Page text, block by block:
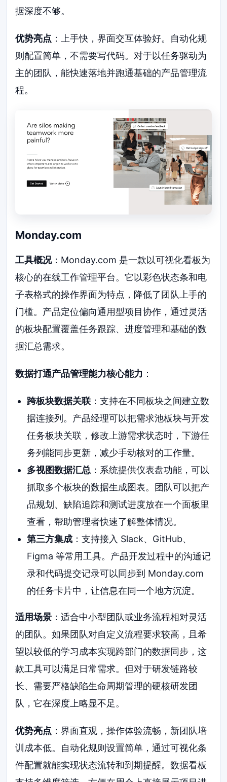
据深度不够。
优势亮点 ：上手快，界面交互体验好。自动化规
则配置简单，不需要写代码。对于以任务驱动为
主的团队，能快速落地并跑通基础的产品管理流
程。
Monday.com
工具概况：Monday.com 是一款以可视化看板为
核心的在线工作管理平台。它以彩色状态条和电
子表格式的操作界面为特点，降低了团队上手的
门槛。产品定位偏向通用型项目协作，通过灵活
的板块配置覆盖任务跟踪、进度管理和基础的数
据汇总需求。
数据打通产品管理能力核心能力 ：
跨板块数据关联：支持在不同板块之间建立数
据连接列。产品经理可以把需求池板块与开发
任务板块关联，修改上游需求状态时，下游任
务列能同步更新，减少手动核对的工作量。
多视图数据汇总：系统提供仪表盘功能，可以
抓取多个板块的数据生成图表。团队可以把产
品规划、缺陷追踪和测试进度放在一个面板里
查看，帮助管理者快速了解整体情况。
第三方集成：支持接入 Slack、GitHub、
Figma 等常用工具。产品开发过程中的沟通记
录和代码提交记录可以同步到 Monday.com
的任务卡片中，让信息在同一个地方沉淀。
适用场景 ：适合中小型团队或业务流程相对灵活
的团队。如果团队对自定义流程要求较高，且希
望以较低的学习成本实现跨部门的数据同步，这
款工具可以满足日常需求。但对于研发链路较
长、需要严格缺陷生命周期管理的硬核研发团
队，它在深度上略显不足。
优势亮点 ：界面直观，操作体验流畅，新团队培
训成本低。自动化规则设置简单，通过可视化条
件配置就能实现状态流转和到期提醒。数据看板